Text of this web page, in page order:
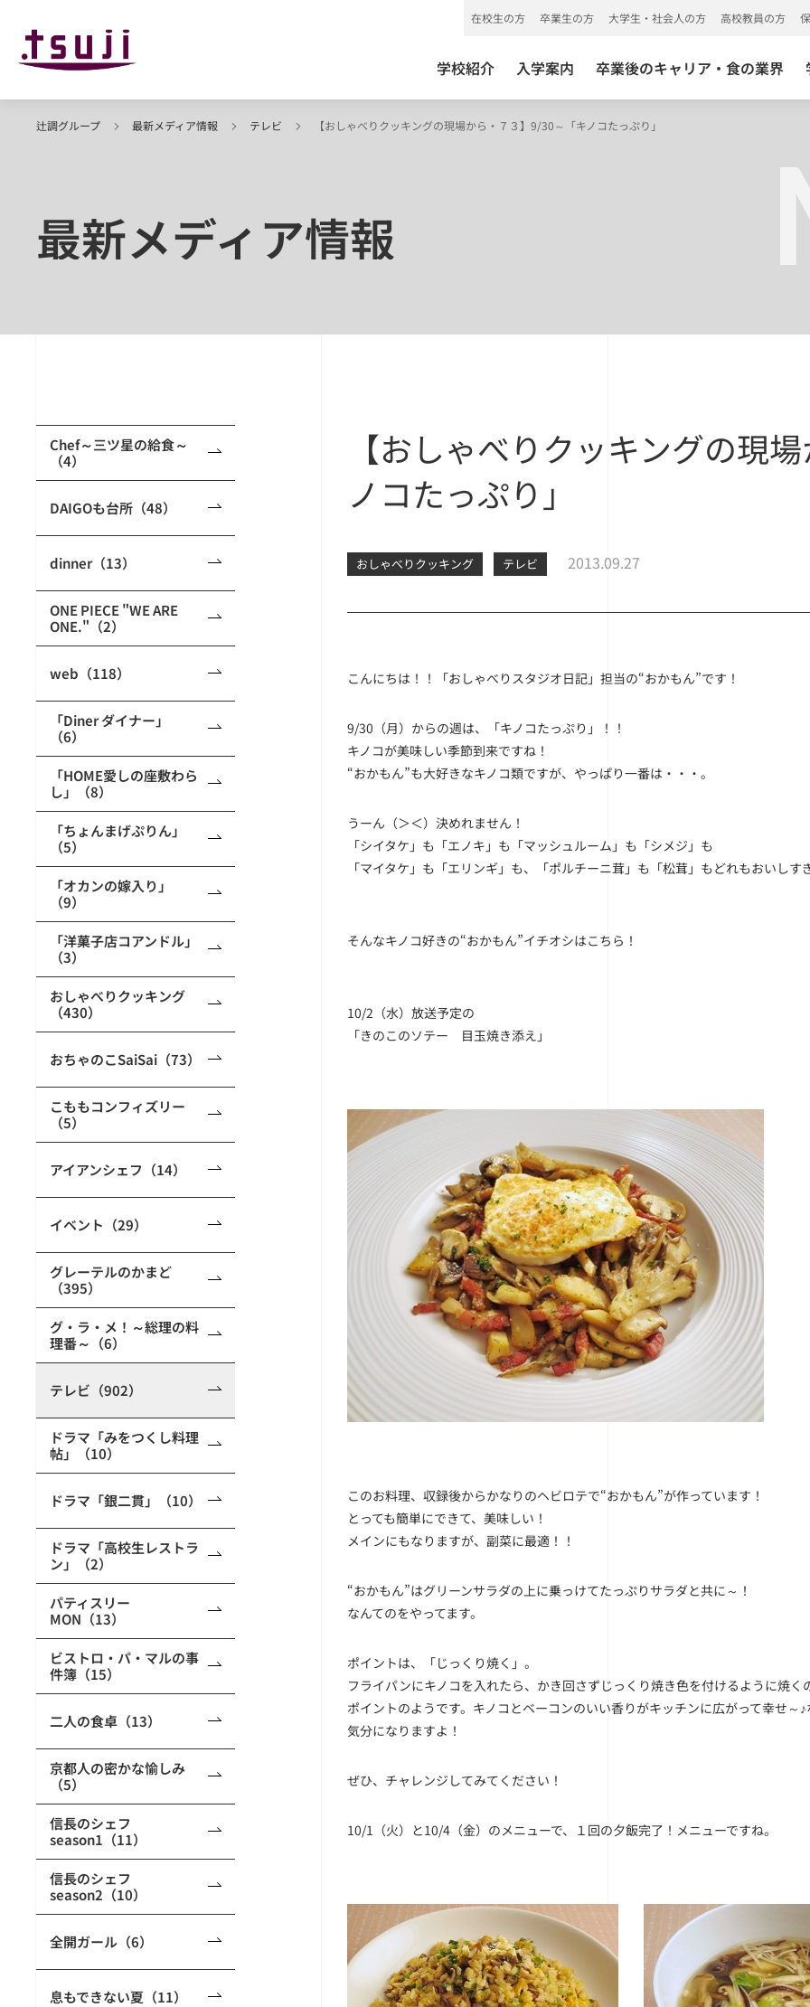
学校紹介 入学案内 卒業後のキャリア・食の業界
在校生の方 卒業生の方 大学生・社会人の方 高校教員の方
辻調グループ 最新メディア情報 テレビ 【おしゃべりクッキングの現場から・７３】9/30～「キノコたっぷり」
最新メディア情報
Chef～三ツ星の給食～
（4）
DAIGOも台所（48）
dinner（13）
ONE PIECE "WE ARE
ONE."（2）
web（118）
「Diner ダイナー」
（6）
「HOME愛しの座敷わら
し」（8）
「ちょんまげぷりん」
（5）
「オカンの嫁入り」
（9）
「洋菓子店コアンドル」
（3）
おしゃべりクッキング
（430）
おちゃのこSaiSai（73）
こももコンフィズリー
（5）
アイアンシェフ（14）
イベント（29）
グレーテルのかまど
（395）
グ・ラ・メ！～総理の料
理番～（6）
テレビ（902）
ドラマ「みをつくし料理
帖」（10）
ドラマ「銀二貫」（10）
ドラマ「高校生レストラ
ン」（2）
パティスリー
MON（13）
ビストロ・パ・マルの事
件簿（15）
二人の食卓（13）
京都人の密かな愉しみ
（5）
信長のシェフ
season1（11）
信長のシェフ
season2（10）
全開ガール（6）
息もできない夏（11）
【おしゃべりクッキングの現
ノコたっぷり」
おしゃべりクッキング テレビ 2013.09.27
こんにちは！！「おしゃべりスタジオ日記」担当の“おかもん”です！
9/30（月）からの週は、「キノコたっぷり」！！
キノコが美味しい季節到来ですね！
“おかもん”も大好きなキノコ類ですが、やっぱり一番は・・・。
うーん（＞＜）決めれません！
「シイタケ」も「エノキ」も「マッシュルーム」も「シメジ」も
「マイタケ」も「エリンギ」も、「ポルチーニ茸」も「松茸」もどれもおいしす
そんなキノコ好きの“おかもん”イチオシはこちら！
10/2（水）放送予定の
「きのこのソテー 目玉焼き添え」
このお料理、収録後からかなりのヘビロテで“おかもん”が作っています！
とっても簡単にできて、美味しい！
メインにもなりますが、副菜に最適！！
“おかもん”はグリーンサラダの上に乗っけてたっぷりサラダと共に～！
なんてのをやってます。
ポイントは、「じっくり焼く」。
フライパンにキノコを入れたら、かき回さずじっくり焼き色を付けるように焼く
ポイントのようです。キノコとベーコンのいい香りがキッチンに広がって幸せ～♪
気分になりますよ！
ぜひ、チャレンジしてみてください！
10/1（火）と10/4（金）のメニューで、１回の夕飯完了！メニューですね。